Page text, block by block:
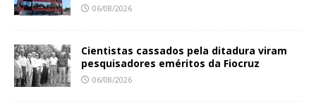
06/08/2026
Cientistas cassados pela ditadura viram
pesquisadores eméritos da Fiocruz
06/08/2026